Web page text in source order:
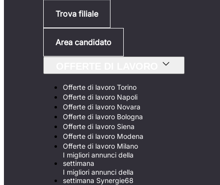
Trova filiale
Area candidato
Offerte di lavoro Torino
Offerte di lavoro Napoli
Offerte di lavoro Novara
Offerte di lavoro Bologna
Offerte di lavoro Siena
Offerte di lavoro Modena
Offerte di lavoro Milano
I migliori annunci della
settimana
I migliori annunci della
settimana Synergie68